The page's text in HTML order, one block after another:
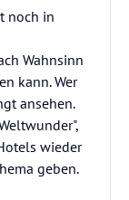
noch in
Wahnsinn
kann. Wer
ansehen.
wieder
geben.